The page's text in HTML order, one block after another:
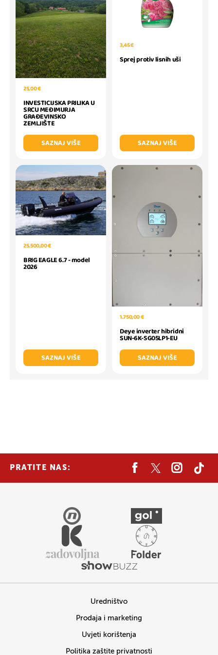
25,00 €
INVESTICIJSKA PRILIKA U
SRCU MEĐIMURJA
GRAĐEVINSKO
ZEMLJIŠTE
SAZNAJ VIŠE
3,45 €
Sprej protiv lisnih uši
SAZNAJ VIŠE
25.500,00 €
BRIG EAGLE 6.7 - model
2026
SAZNAJ VIŠE
1.750,00 €
Deye inverter hibridni
SUN-6K-SG05LP1-EU
SAZNAJ VIŠE
PRATITE NAS:
Uredništvo
Prodaja i marketing
Uvjeti korištenja
Politika zaštite privatnosti